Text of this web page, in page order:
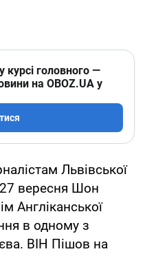
головного —
на OBOZ.UA у
Львівської
вересня Шон
Англіканської
в одному з
ВІН Пішов на